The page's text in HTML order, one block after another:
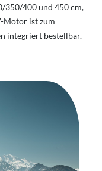
350/400 und 450 cm,
Motor ist zum
integriert bestellbar.